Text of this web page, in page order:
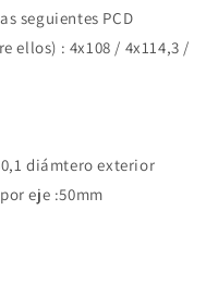
seguientes PCD
ellos) : 4x108 / 4x114,3 /
diámtero exterior
eje :50mm